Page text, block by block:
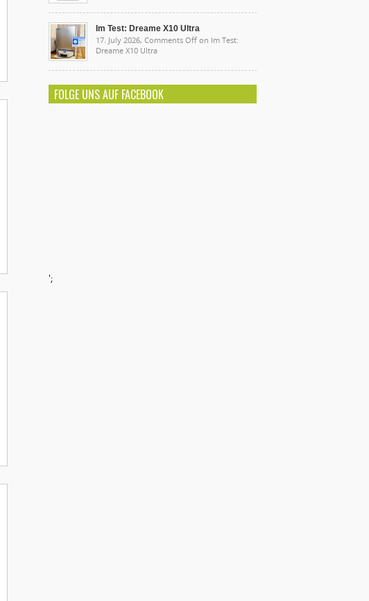
Im Test: Dreame X10 Ultra
17. July 2026, Comments Off on Im Test:
Dreame X10 Ultra
FOLGE UNS AUF FACEBOOK
';